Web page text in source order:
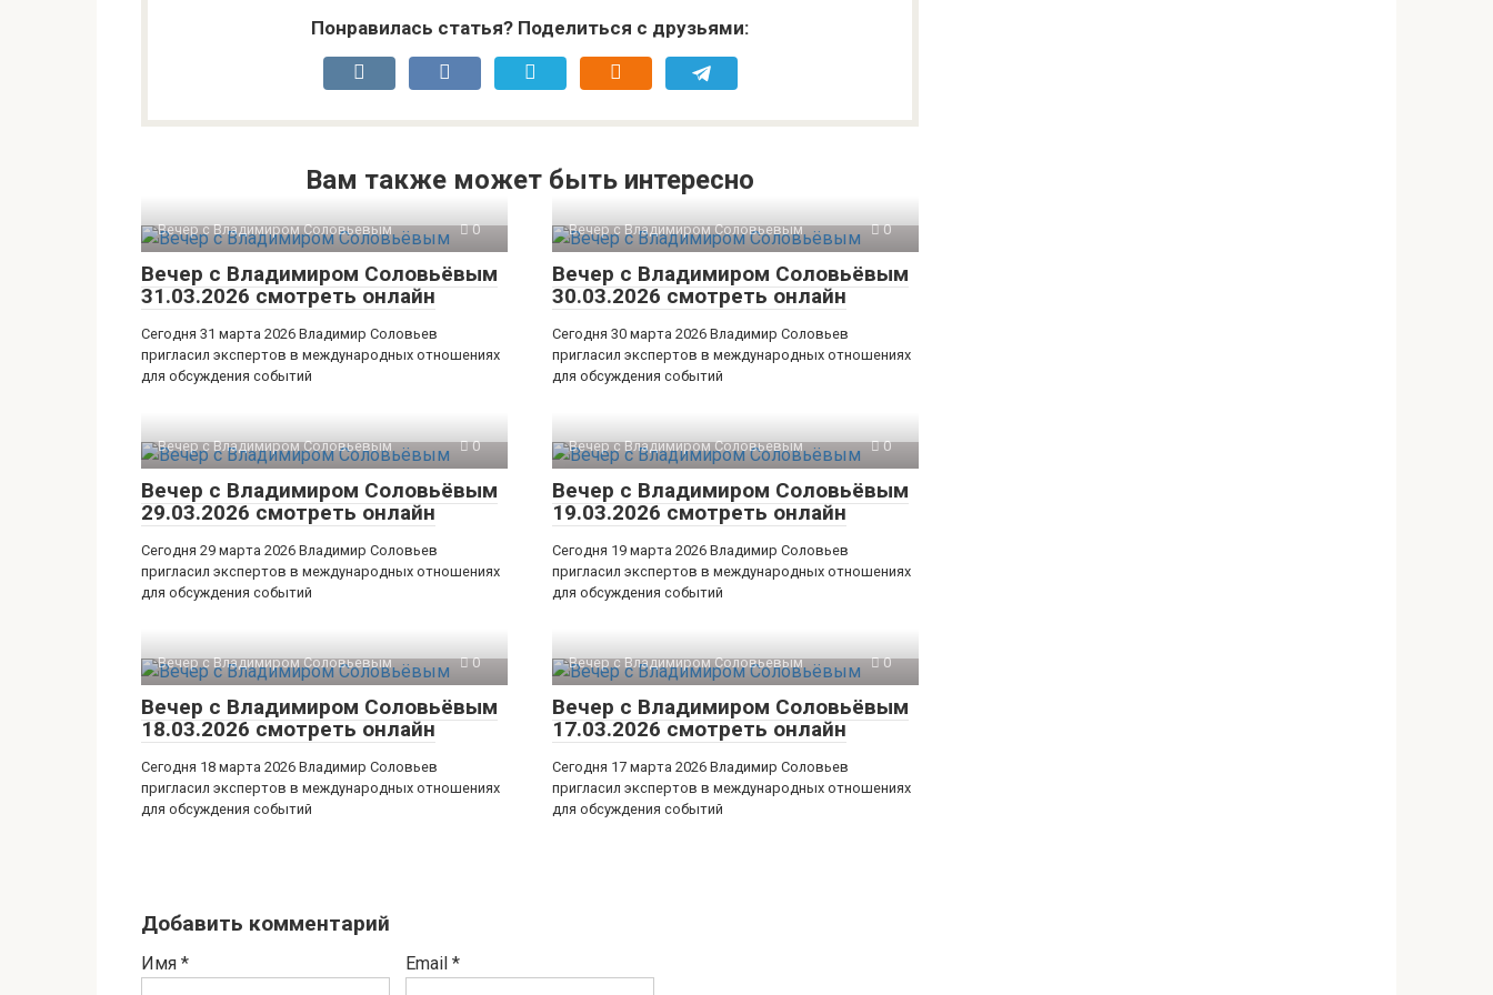
Понравилась статья? Поделиться с друзьями:
Вам также может быть интересно
Вечер с Владимиром Соловьевым 0
Вечер с Владимиром Соловьёвым
31.03.2026 смотреть онлайн
Сегодня 31 марта 2026 Владимир Соловьев
пригласил экспертов в международных отношениях
для обсуждения событий
Вечер с Владимиром Соловьевым 0
Вечер с Владимиром Соловьёвым
30.03.2026 смотреть онлайн
Сегодня 30 марта 2026 Владимир Соловьев
пригласил экспертов в международных отношениях
для обсуждения событий
Вечер с Владимиром Соловьевым 0
Вечер с Владимиром Соловьёвым
29.03.2026 смотреть онлайн
Сегодня 29 марта 2026 Владимир Соловьев
пригласил экспертов в международных отношениях
для обсуждения событий
Вечер с Владимиром Соловьевым 0
Вечер с Владимиром Соловьёвым
19.03.2026 смотреть онлайн
Сегодня 19 марта 2026 Владимир Соловьев
пригласил экспертов в международных отношениях
для обсуждения событий
Вечер с Владимиром Соловьевым 0
Вечер с Владимиром Соловьёвым
18.03.2026 смотреть онлайн
Сегодня 18 марта 2026 Владимир Соловьев
пригласил экспертов в международных отношениях
для обсуждения событий
Вечер с Владимиром Соловьевым 0
Вечер с Владимиром Соловьёвым
17.03.2026 смотреть онлайн
Сегодня 17 марта 2026 Владимир Соловьев
пригласил экспертов в международных отношениях
для обсуждения событий
Добавить комментарий
Имя * Email *